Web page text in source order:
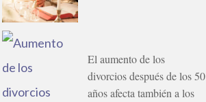
El aumento de los
divorcios después de los 50
años afecta también a los